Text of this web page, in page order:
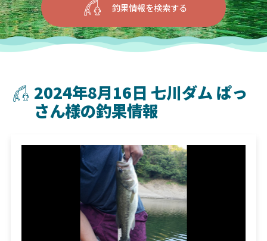
釣果情報を検索する
2024年8月16日 七川ダム ぱっ
さん様の釣果情報